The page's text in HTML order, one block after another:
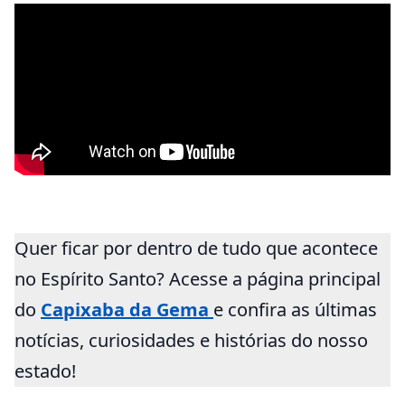
Quer ficar por dentro de tudo que acontece
no Espírito Santo? Acesse a página principal
do Capixaba da Gema e confira as últimas
notícias, curiosidades e histórias do nosso
estado!